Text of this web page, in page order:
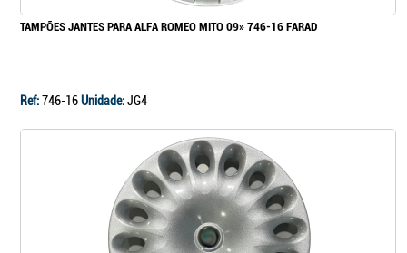
TAMPÕES JANTES PARA ALFA ROMEO MITO 09» 746-16 FARAD
Ref:746-16Unidade:JG4